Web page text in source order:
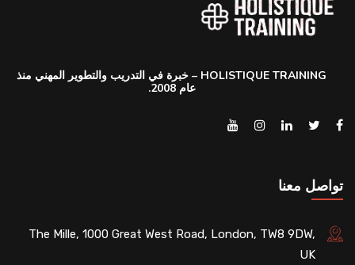
HOLISTIQUE TRAINING – خبرة في التدريب والتطوير المهني منذ
عام 2008.
تواصل معنا
The Mille, 1000 Great West Road, London, TW8 9DW,
UK